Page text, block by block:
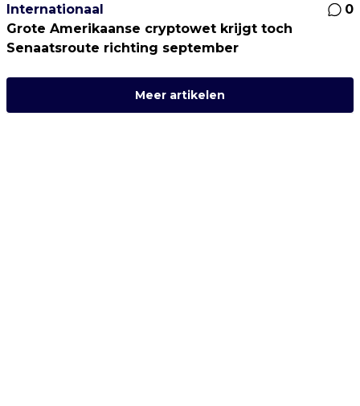
Internationaal
0
Grote Amerikaanse cryptowet krijgt toch
Senaatsroute richting september
Meer artikelen